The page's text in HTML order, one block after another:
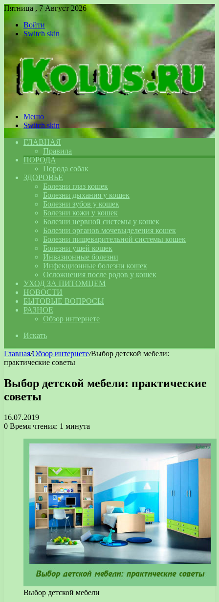
Пятница , 7 Август 2026
Войти
Switch skin
Меню
Switch skin
ГЛАВНАЯ
Правила
ПОРОДА
Порода собак
ЗДОРОВЬЕ
Болезни глаз кошек
Болезни дыхания у кошек
Болезни зубов у кошек
Болезни кожи у кошек
Болезни нервной системы у кошек
Болезни органов мочевыделения кошек
Болезни пищеварительной системы кошек
Болезни ушей кошек
Инвазионные болезни
Инфекционные болезни кошек
Осложнения после родов у кошек
УХОД ЗА ПИТОМЦЕМ
НОВОСТИ
БЫТОВЫЕ ВОПРОСЫ
РАЗНОЕ
Обзор интернете
Искать
Главная/Обзор интернете/Выбор детской мебели:
практические советы
Выбор детской мебели: практические
советы
16.07.2019
0 Время чтения: 1 минута
Выбор детской мебели